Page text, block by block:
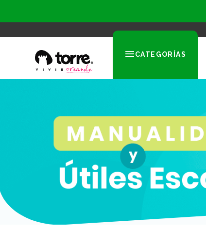
CATEGORÍAS